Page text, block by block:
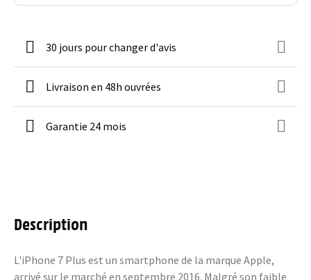
30 jours pour changer d'avis
Livraison en 48h ouvrées
Garantie 24 mois
Description
L'iPhone 7 Plus est un smartphone de la marque Apple,
arrivé sur le marché en septembre 2016. Malgré son faible